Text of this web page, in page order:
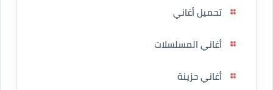
تحميل أغاني
أغاني المسلسلات
أغاني حزينة